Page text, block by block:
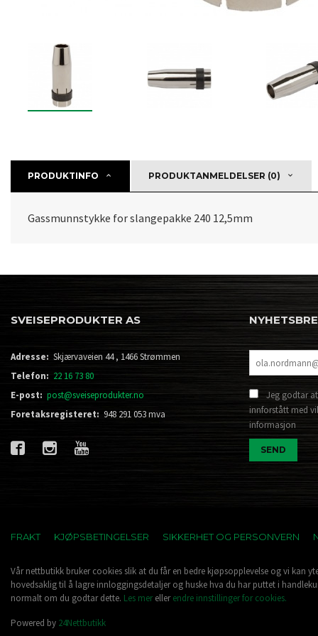
PRODUKTINFO PRODUKTANMELDELSER (0)
Gassmunnstykke for slangepakke 240 12,5mm
SVEISEPRODUKTER AS
Adresse: Skjærvaveien 44 , 1466 Strømmen
Telefon: 22 16 73 80
E-post: post@sveiseprodukter.no
Foretaksregisteret: 948 291 053 mva
Jeg godtar
innforstått med
informasjon
FRAKT KJØPSBETINGELSER SIKKERHET OG PERSONVERN
Vår nettbutikk bruker cookies slik at du får en bedre kjøpsopplevelse og vi kan
hovedsaklig til å lagre innloggingsdetaljer og huske hva du har puttet i
normalt om du godtar dette. Les merellerendre innstillinger for cookies.
Powered by 24Nettbutikk